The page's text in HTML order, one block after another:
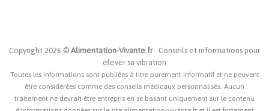
Copyright 2026 © Alimentation-Vivante.fr- Conseils et informations pour
élever sa vibration
Toutes les informations sont publiées à titre purement informatif et ne peuvent
être considérées comme des conseils médicaux personnalisés. Aucun
traitement ne devrait être entrepris en se basant uniquement sur le contenu